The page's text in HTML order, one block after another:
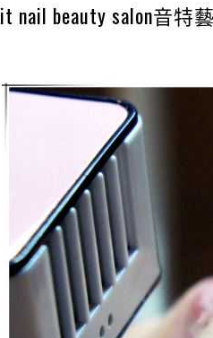
it nail beauty salon音